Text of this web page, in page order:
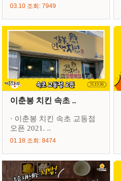
03.10 조회: 7949
이춘봉 치킨 속초 ..
· 이춘봉 치킨 속초 교동점
오픈 2021. ..
01.18 조회: 8474